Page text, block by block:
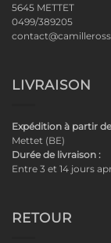
5645 METTET
0499/389205
LIVRAISON
Expédition à partir
Mettet (BE)
Durée de livraison :
Entre 3 et 14 jours
RETOUR